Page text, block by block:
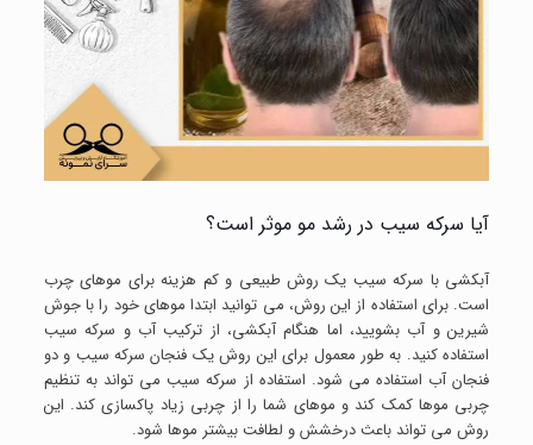
آیا سرکه سیب در رشد مو موثر است؟
آبکشی با سرکه سیب یک روش طبیعی و کم هزینه برای موهای چرب
است. برای استفاده از این روش، می توانید ابتدا موهای خود را با جوش
شیرین و آب بشویید، اما هنگام آبکشی، از ترکیب آب و سرکه سیب
استفاده کنید. به طور معمول برای این روش یک فنجان سرکه سیب و دو
فنجان آب استفاده می شود. استفاده از سرکه سیب می تواند به تنظیم
چربی موها کمک کند و موهای شما را از چربی زیاد پاکسازی کند. این
روش می تواند باعث درخشش و لطافت بیشتر موها شود.